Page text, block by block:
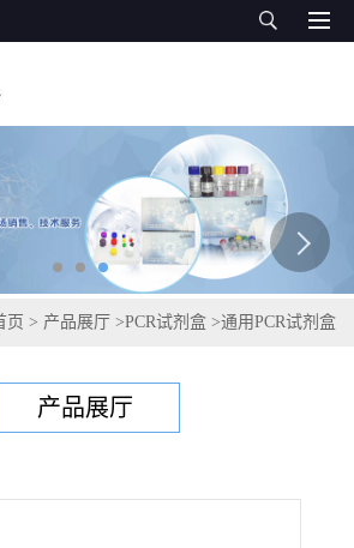
页 > 产品展厅 >PCR试剂盒 >通用PCR试剂盒
产品展厅